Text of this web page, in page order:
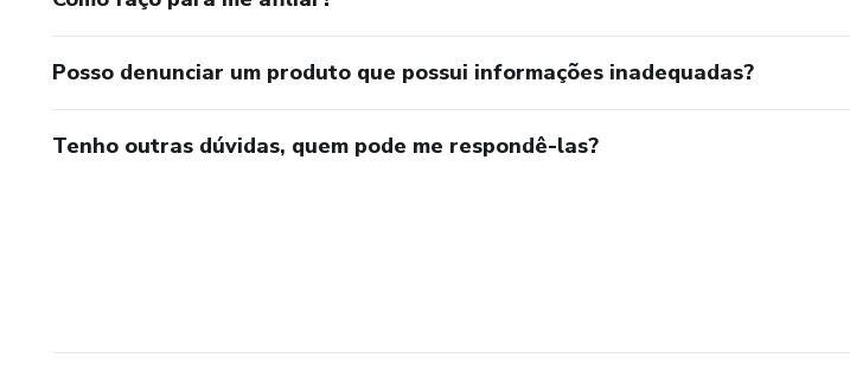
Posso denunciar um produto que possui informações inadequadas?
Tenho outras dúvidas, quem pode me respondê-las?